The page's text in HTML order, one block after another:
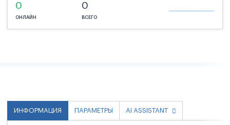
0
ОНЛАЙН
0
ВСЕГО
ИНФОРМАЦИЯ ПАРАМЕТРЫ AI ASSISTANT